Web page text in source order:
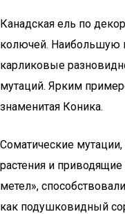
Канадская ель по
колючей. Наибольшую
карликовые
мутаций. Ярким
знаменитая Коника.
Соматические
растения и
метел»,
как подушковидный